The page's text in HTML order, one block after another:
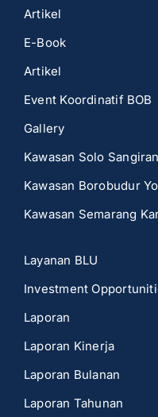
Artikel
E-Book
Artikel
Event Koordinatif BOB
Gallery
Kawasan Solo Sangiran
Kawasan Borobudur
Kawasan Semarang
Layanan BLU
Investment
Laporan
Laporan Kinerja
Laporan Bulanan
Laporan Tahunan